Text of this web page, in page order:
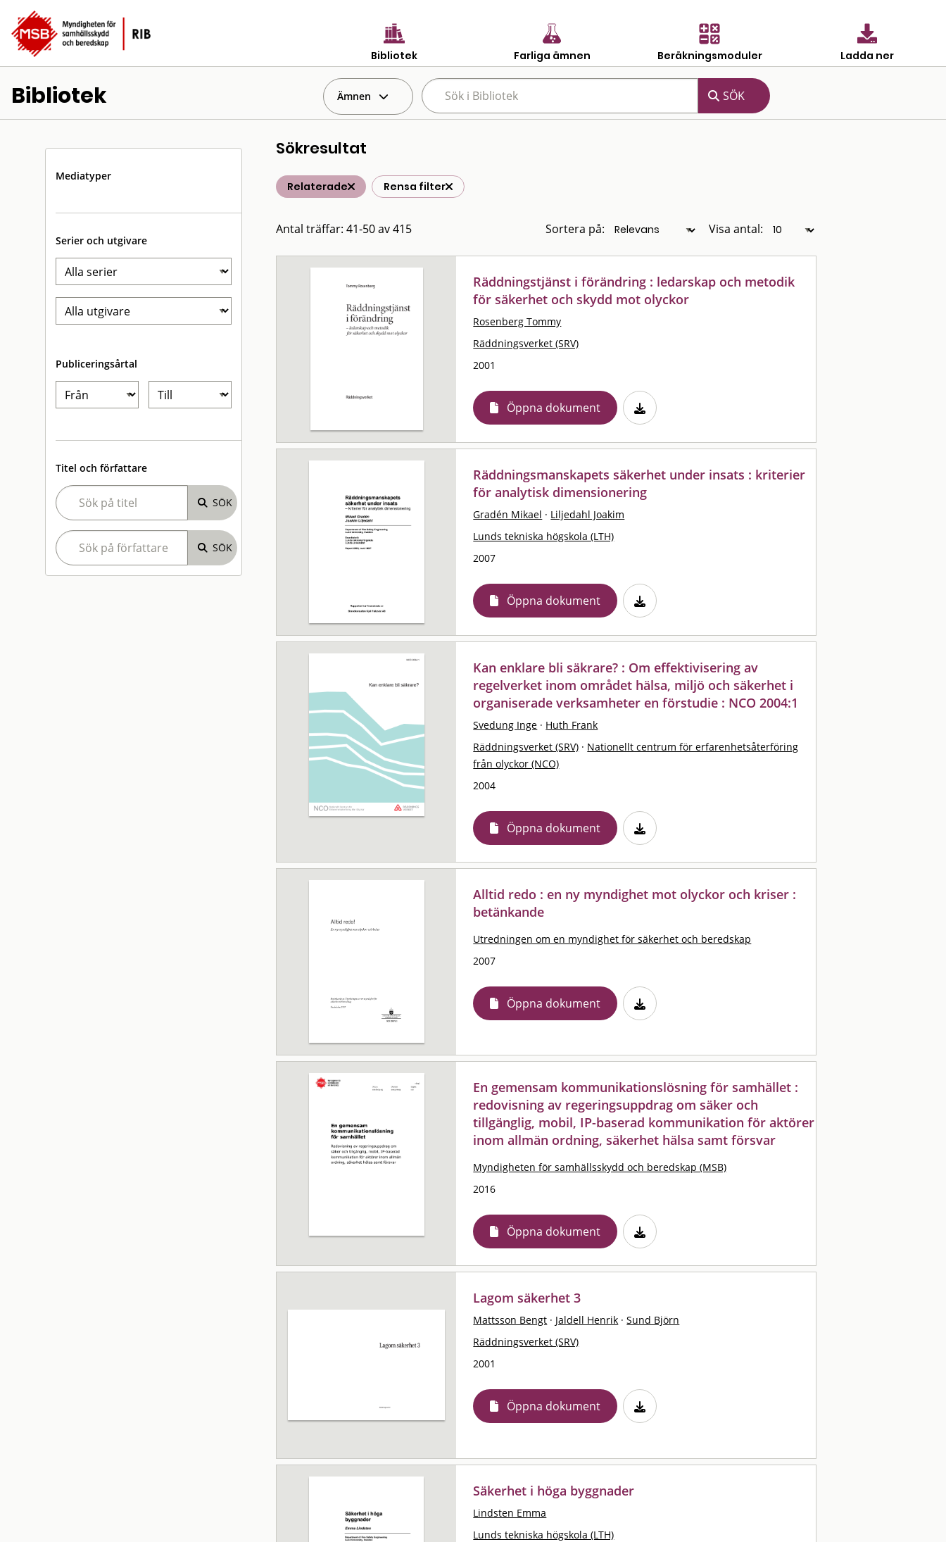
Bibliotek Farliga ämnen Beräkningsmoduler Ladda ner
Bibliotek Ämnen
Mediatyper
Serier och utgivare
Publiceringsårtal
Titel och författare
Sökresultat
Relaterade Rensa filter
Antal träffar: 41-50 av 415 Sortera på: Visa antal:
Räddningstjänst i förändring : ledarskap och metodik
för säkerhet och skydd mot olyckor
Rosenberg Tommy
Räddningsverket (SRV)
2001
Öppna dokument
Räddningsmanskapets säkerhet under insats : kriterier
för analytisk dimensionering
Gradén Mikael · Liljedahl Joakim
Lunds tekniska högskola (LTH)
2007
Öppna dokument
Kan enklare bli säkrare? : Om effektivisering av
regelverket inom området hälsa, miljö och säkerhet i
organiserade verksamheter en förstudie : NCO 2004:1
Svedung Inge · Huth Frank
Räddningsverket (SRV) · Nationellt centrum för erfarenhetsåterföring
från olyckor (NCO)
2004
Öppna dokument
Alltid redo : en ny myndighet mot olyckor och kriser :
betänkande
Utredningen om en myndighet för säkerhet och beredskap
2007
Öppna dokument
En gemensam kommunikationslösning för samhället :
redovisning av regeringsuppdrag om säker och
tillgänglig, mobil, IP-baserad kommunikation för aktörer
inom allmän ordning, säkerhet hälsa samt försvar
Myndigheten för samhällsskydd och beredskap (MSB)
2016
Öppna dokument
Lagom säkerhet 3
Mattsson Bengt · Jaldell Henrik · Sund Björn
Räddningsverket (SRV)
2001
Öppna dokument
Säkerhet i höga byggnader
Lindsten Emma
Lunds tekniska högskola (LTH)